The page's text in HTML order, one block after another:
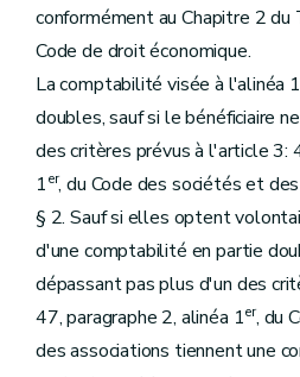
conformément au Chapitre 2 du
Code de droit économique.
La comptabilité visée à l'alinéa 1
doubles, sauf si le bénéficiaire
des critères prévus à l'article 3:
1er, du Code des sociétés et
§ 2. Sauf si elles optent
d'une comptabilité en partie
dépassant pas plus d'un des
47, paragraphe 2, alinéa 1er, du
des associations tiennent une